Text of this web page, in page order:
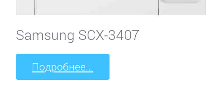
Samsung SCX-3407
Подробнее...